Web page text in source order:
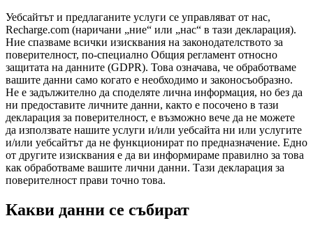
Уебсайтът и предлаганите услуги се управляват от нас,
Recharge.com (наричани „ние“ или „нас“ в тази декларация).
Ние спазваме всички изисквания на законодателството за
поверителност, по-специално Общия регламент относно
защитата на данните (GDPR). Това означава, че обработваме
вашите данни само когато е необходимо и законосъобразно.
Не е задължително да споделяте лична информация, но без да
ни предоставите личните данни, както е посочено в тази
декларация за поверителност, е възможно вече да не можете
да използвате нашите услуги и/или уебсайта ни или услугите
и/или уебсайтът да не функционират по предназначение. Едно
от другите изисквания е да ви информираме правилно за това
как обработваме вашите лични данни. Тази декларация за
поверителност прави точно това.
Какви данни се събират